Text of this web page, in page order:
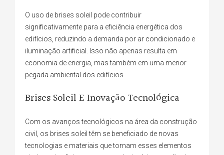
O uso de brises soleil pode contribuir
significativamente para a eficiência energética dos
edifícios, reduzindo a demanda por ar condicionado e
iluminação artificial. Isso não apenas resulta em
economia de energia, mas também em uma menor
pegada ambiental dos edifícios.
Brises Soleil E Inovação Tecnológica
Com os avanços tecnológicos na área da construção
civil, os brises soleil têm se beneficiado de novas
tecnologias e materiais que tornam esses elementos